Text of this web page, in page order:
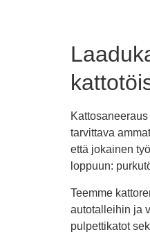
tarvittava
että jokainen
loppuun:
Teemme
autotalleihin ja
pulpettikatot